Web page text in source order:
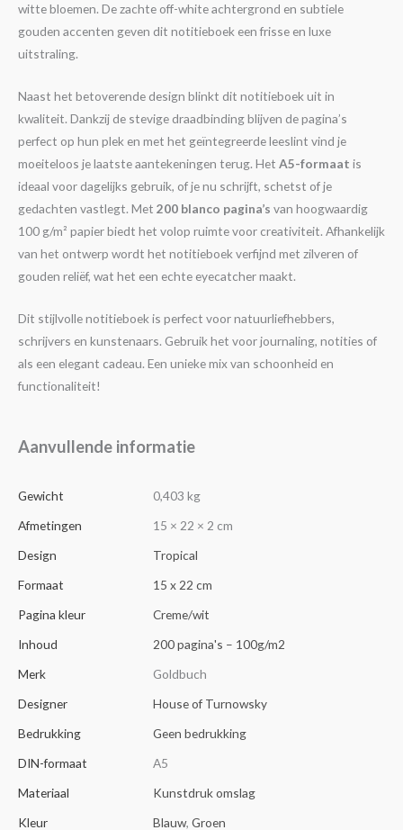
witte bloemen. De zachte off-white achtergrond en subtiele
gouden accenten geven dit notitieboek een frisse en luxe
uitstraling.
Naast het betoverende design blinkt dit notitieboek uit in
kwaliteit. Dankzij de stevige draadbinding blijven de pagina’s
perfect op hun plek en met het geïntegreerde leeslint vind je
moeiteloos je laatste aantekeningen terug. Het A5-formaat is
ideaal voor dagelijks gebruik, of je nu schrijft, schetst of je
gedachten vastlegt. Met 200 blanco pagina’s van hoogwaardig
100 g/m² papier biedt het volop ruimte voor creativiteit. Afhankelijk
van het ontwerp wordt het notitieboek verfijnd met zilveren of
gouden reliëf, wat het een echte eyecatcher maakt.
Dit stijlvolle notitieboek is perfect voor natuurliefhebbers,
schrijvers en kunstenaars. Gebruik het voor journaling, notities of
als een elegant cadeau. Een unieke mix van schoonheid en
functionaliteit!
Aanvullende informatie
Gewicht
0,403 kg
Afmetingen
15 × 22 × 2 cm
Design
Tropical
Formaat
15 x 22 cm
Pagina kleur
Creme/wit
Inhoud
200 pagina's – 100g/m2
Merk
Goldbuch
Designer
House of Turnowsky
Bedrukking
Geen bedrukking
DIN-formaat
A5
Materiaal
Kunstdruk omslag
Kleur
Blauw, Groen